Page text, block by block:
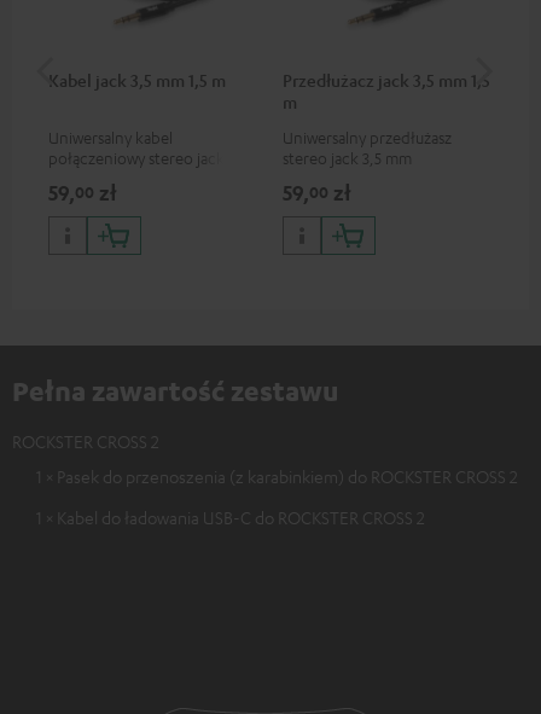
Kabel jack 3,5 mm 1,5 m
Uniwersalny kabel
połączeniowy stereo jack 3,5
59,00 zł
Przedłużacz jack 3,5 mm 1,5
m
Uniwersalny przedłużasz
stereo jack 3,5 mm
59,00 zł
Pełna zawartość zestawu
ROCKSTER CROSS 2
1 × Pasek do przenoszenia (z karabinkiem) do ROCKSTER CROSS 2
1 × Kabel do ładowania USB-C do ROCKSTER CROSS 2